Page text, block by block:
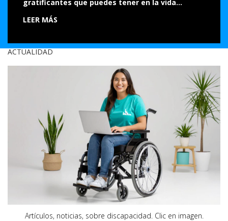
gratificantes que puedes tener en la vida…
LEER MÁS
ACTUALIDAD
Artículos, noticias, sobre discapacidad. Clic en imagen.